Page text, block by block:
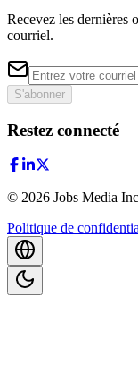
Recevez les dernières
courriel.
S'abonner
Restez connecté
© 2026 Jobs Media
Politique de